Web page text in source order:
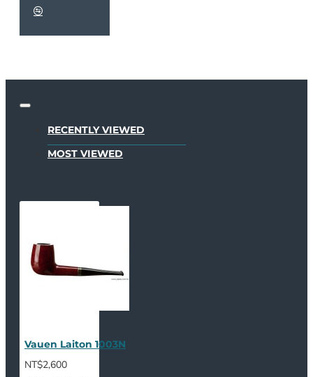
RECENTLY VIEWED
MOST VIEWED
Vauen Laiton 1003N
NT$2,600